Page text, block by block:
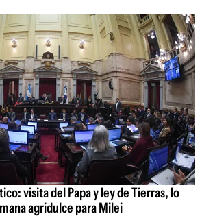
visita del Papa y ley de Tierras, lo
agridulce para Milei